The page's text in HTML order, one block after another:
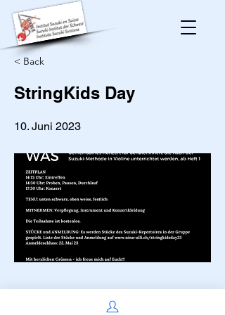
< Back
StringKids Day
10. Juni 2023